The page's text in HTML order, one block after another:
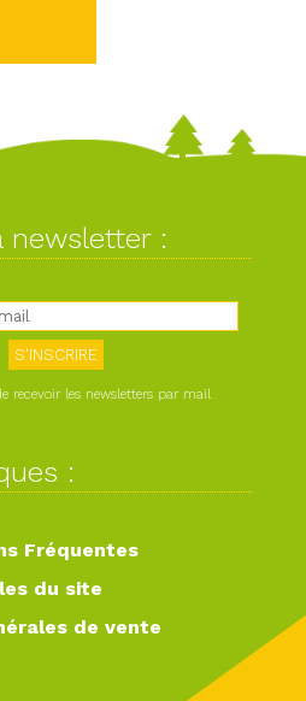
newsletter :
recevoir les newsletters par mail
:
Fréquentes
du site
de vente